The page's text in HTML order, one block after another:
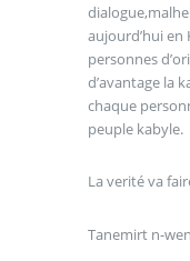
aujourd’hui en
personnes
d’avantage la
chaque
peuple kabyle.
La verité va
Tanemirt n-wen